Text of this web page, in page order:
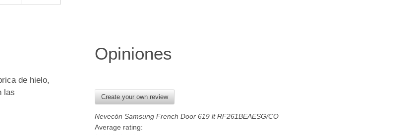
de hielo,
las
Opiniones
Create your own review
Nevecón Samsung French Door 619 lt RF261BEAESG/CO
Average rating: